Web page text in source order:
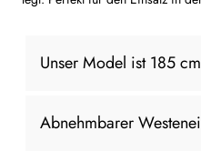
Unser Model ist 185
Abnehmbarer